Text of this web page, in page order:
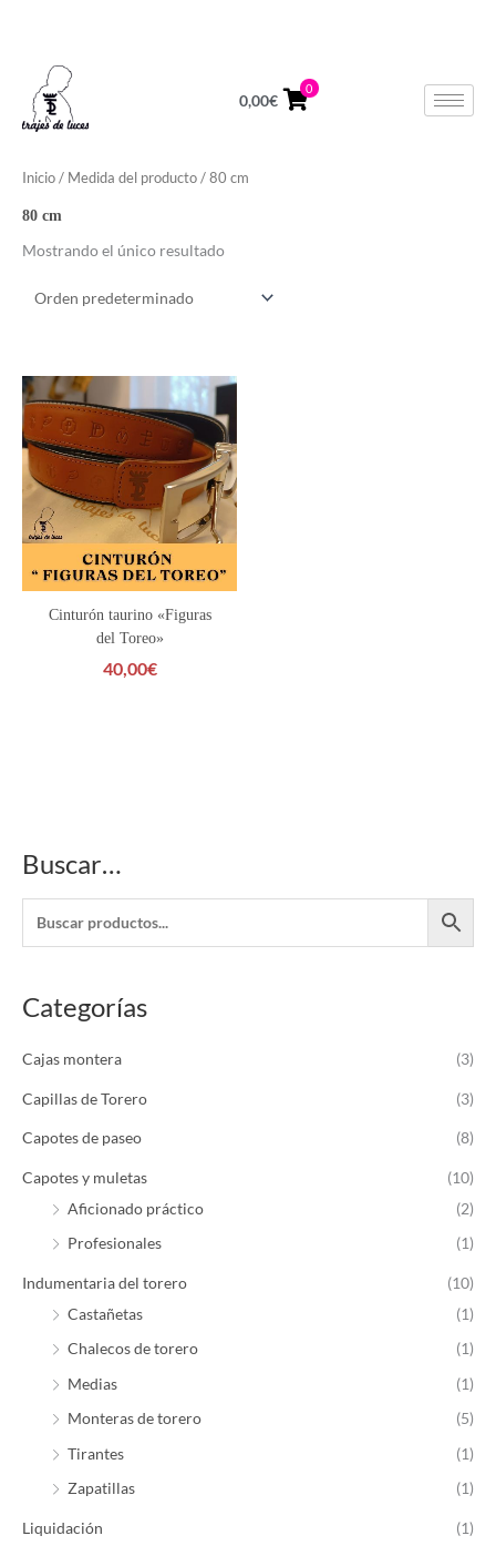
0,00€
0
Buscar…
Categorías
Cajas montera (3)
Capillas de Torero (3)
Capotes de paseo (8)
Capotes y muletas
(10)
Aficionado práctico
(2)
Profesionales
(1)
Indumentaria del torero
(10)
Castañetas
(1)
Chalecos de torero
(1)
Medias
(1)
Monteras de torero
(5)
Tirantes
(1)
Zapatillas
(1)
Liquidación (1)
Inicio/ Medida del producto / 80 cm
80 cm
Mostrando el único resultado
Cinturón taurino «Figuras
del Toreo»
40,00€